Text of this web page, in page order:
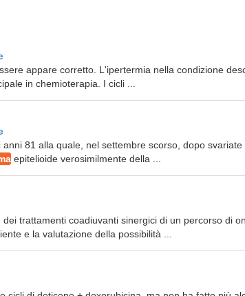
appare corretto. L'ipertermia nella condizione
in chemioterapia. I cicli ...
81 alla quale, nel settembre scorso, dopo
epitelioide verosimilmente della ...
trattamenti coadiuvanti sinergici di un percorso di
e la valutazione della possibilità ...